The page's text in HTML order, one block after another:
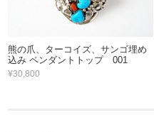
熊の爪、ターコイズ、サンゴ埋め
込み ペンダントトップ 001
¥30,800